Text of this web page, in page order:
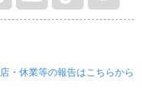
・休業等の報告はこちらから